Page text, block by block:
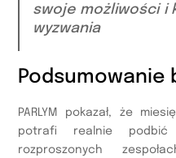
swoje możliwości i
wyzwania
Podsumowanie
PARLYM pokazał, że
potrafi realnie
rozproszonych